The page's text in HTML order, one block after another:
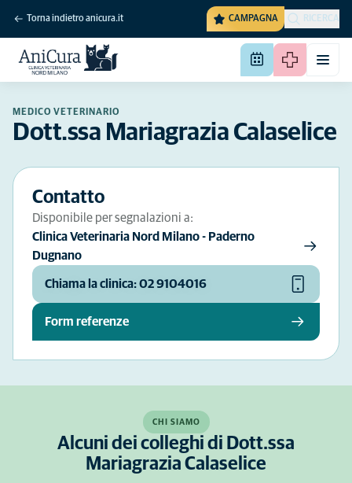
Torna indietro anicura.it CAMPAGNA RICERCA
MEDICO VETERINARIO
Dott.ssa Mariagrazia Calaselice
Contatto
Disponibile per segnalazioni a:
Clinica Veterinaria Nord Milano - Paderno
Dugnano
Chiama la clinica: 02 9104016
Form referenze
CHI SIAMO
Alcuni dei colleghi di Dott.ssa
Mariagrazia Calaselice